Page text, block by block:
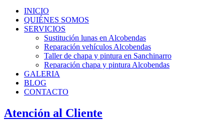
INICIO
QUIÉNES SOMOS
SERVICIOS
Sustitución lunas en Alcobendas
Reparación vehículos Alcobendas
Taller de chapa y pintura en Sanchinarro
Reparación chapa y pintura Alcobendas
GALERIA
BLOG
CONTACTO
Atención al Cliente